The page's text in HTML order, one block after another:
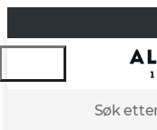
Søk